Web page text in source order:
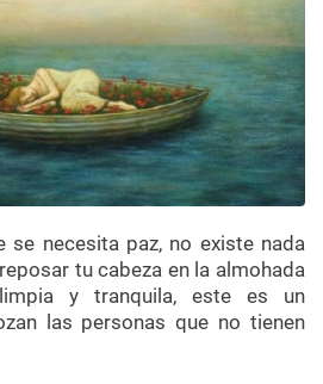
se necesita paz, no existe nada
tu cabeza en la almohada
y tranquila, este es un
las personas que no tienen